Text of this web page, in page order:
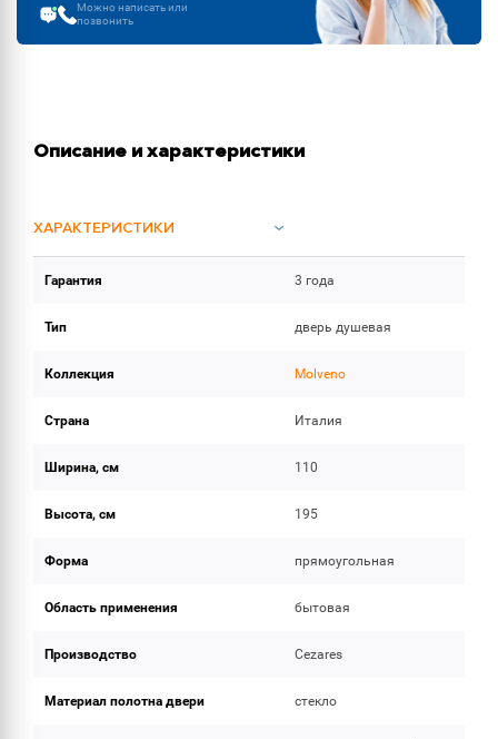
Можно написать или
позвонить
Описание и характеристики
ХАРАКТЕРИСТИКИ
ОБЪЕМ ПОСТАВКИ (2)
Гарантия 3 года
Тип дверь душевая
Коллекция Molveno
Страна Италия
Ширина, см 110
Высота, см 195
Форма прямоугольная
Область применения бытовая
Производство Cezares
Материал полотна двери стекло